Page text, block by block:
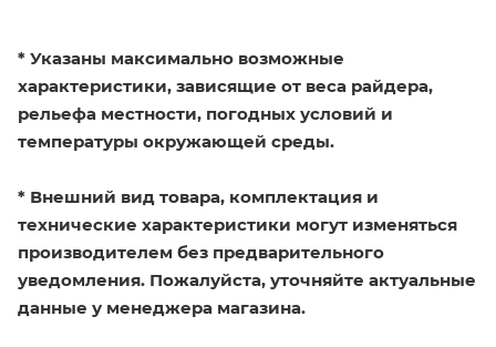
* Указаны максимально возможные
характеристики, зависящие от веса райдера,
рельефа местности, погодных условий и
температуры окружающей среды.
* Внешний вид товара, комплектация и
технические характеристики могут изменяться
производителем без предварительного
уведомления. Пожалуйста, уточняйте актуальные
данные у менеджера магазина.